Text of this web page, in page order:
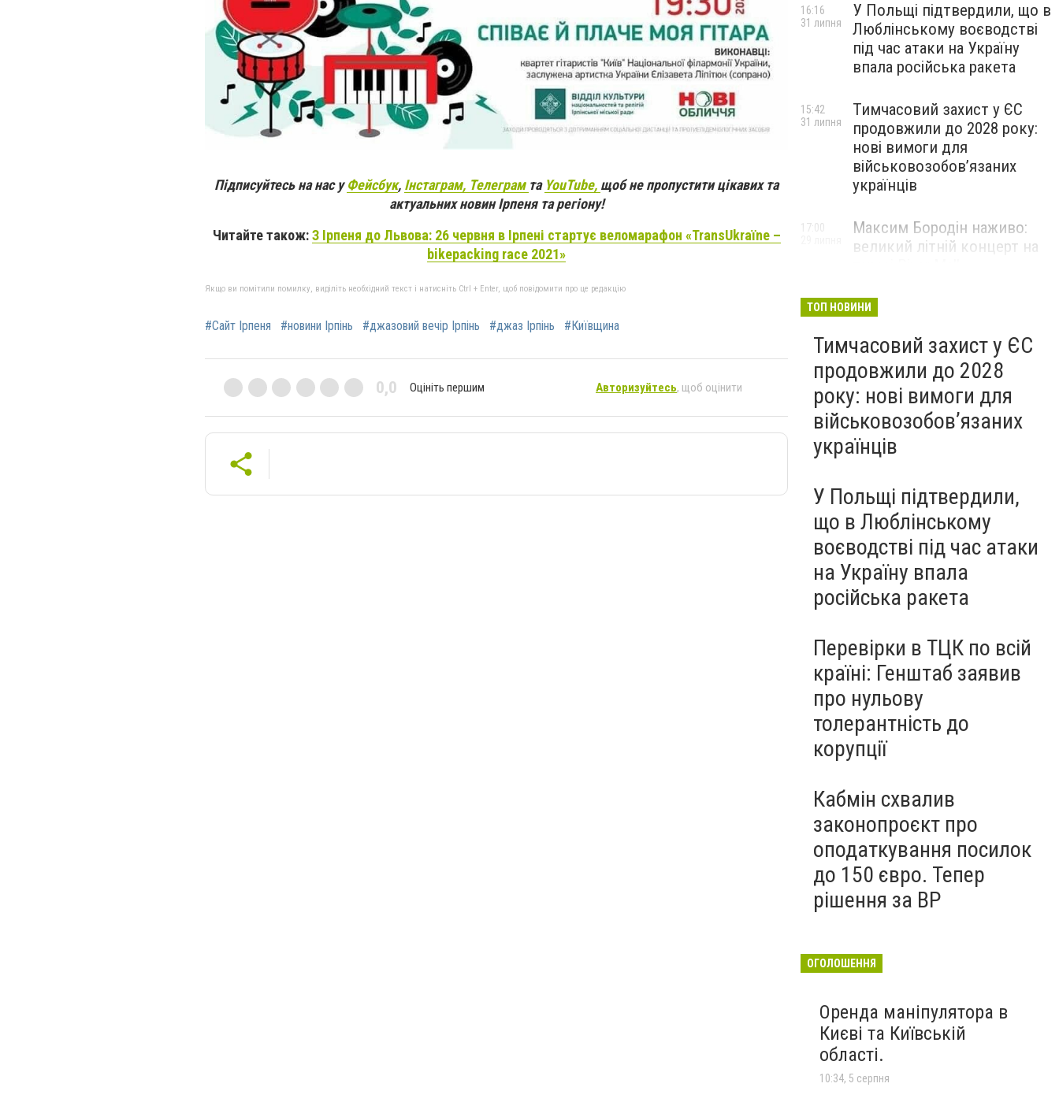
Підписуйтесь на нас уФейсбук, Інстаграм, Телеграм та YouTube, щоб не пропустити цікавих та
актуальних новин Ірпеня та регіону!
Читайте також:З Ірпеня до Львова: 26 червня в Ірпені стартує веломарафон «TransUkraїne –
bikepacking race 2021»
Якщо ви помітили помилку, виділіть необхідний текст і натисніть Ctrl + Enter, щоб повідомити про це редакцію
#Сайт Ірпеня #новини Ірпінь #джазовий вечір Ірпінь #джаз Ірпінь #Київщина
0,0 Оцініть першим Авторизуйтесь, щоб оцінити
У Польщі підтвердили, що в
Люблінському воєводстві
під час атаки на Україну
впала російська ракета
16:16
31 липня
Тимчасовий захист у ЄС
продовжили до 2028 року:
нові вимоги для
військовозобов’язаних
українців
15:42
31 липня
Максим Бородін наживо:
великий літній концерт на
17:00
ТОП НОВИНИ
Тимчасовий захист у ЄС
продовжили до 2028
року: нові вимоги для
військовозобов’язаних
українців
У Польщі підтвердили,
що в Люблінському
воєводстві під час атаки
на Україну впала
російська ракета
Перевірки в ТЦК по всій
країні: Генштаб заявив
про нульову
толерантність до
корупції
Кабмін схвалив
законопроєкт про
оподаткування посилок
до 150 євро. Тепер
рішення за ВР
ОГОЛОШЕННЯ
Оренда маніпулятора в
Києві та Київській
області.
10:34, 5 серпня